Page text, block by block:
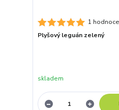
1
Plyšový leguán zelený
skladem